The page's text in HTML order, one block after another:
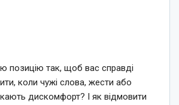
позицію так, щоб вас справді
коли чужі слова, жести або
дискомфорт? І як відмовити